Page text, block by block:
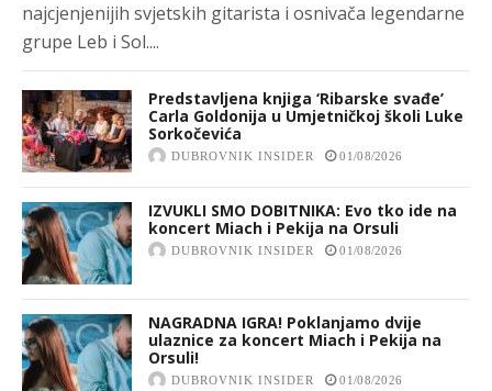
najcjenjenijih svjetskih gitarista i osnivača legendarne
grupe Leb i Sol....
Predstavljena knjiga ‘Ribarske svađe’
Carla Goldonija u Umjetničkoj školi Luke
Sorkočevića
DUBROVNIK INSIDER 01/08/2026
IZVUKLI SMO DOBITNIKA: Evo tko ide na
koncert Miach i Pekija na Orsuli
DUBROVNIK INSIDER 01/08/2026
NAGRADNA IGRA! Poklanjamo dvije
ulaznice za koncert Miach i Pekija na
Orsuli!
DUBROVNIK INSIDER 01/08/2026